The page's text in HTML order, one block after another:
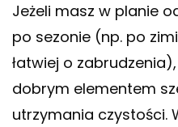
Jeżeli masz w planie
po sezonie (np. po
łatwiej o
dobrym elementem
utrzymania czystości.